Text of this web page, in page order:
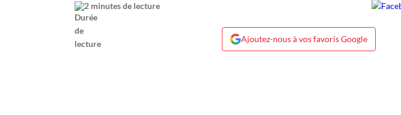
2 minutes de lecture
Ajoutez-nous à vos favoris Google